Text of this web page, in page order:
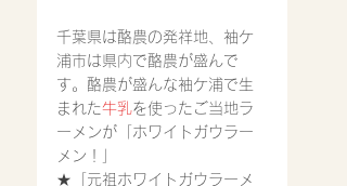
千葉県は酪農の発祥地、袖ケ
浦市は県内で酪農が盛んで
す。酪農が盛んな袖ケ浦で生
まれた牛乳を使ったご当地ラ
ーメンが「ホワイトガウラー
メン！」
★「元祖ホワイトガウラーメ